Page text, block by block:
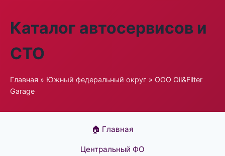
Каталог автосервисов и
СТО
Главная » Южный федеральный округ » ООО Oil&Filter
Garage
🏠 Главная
Центральный ФО